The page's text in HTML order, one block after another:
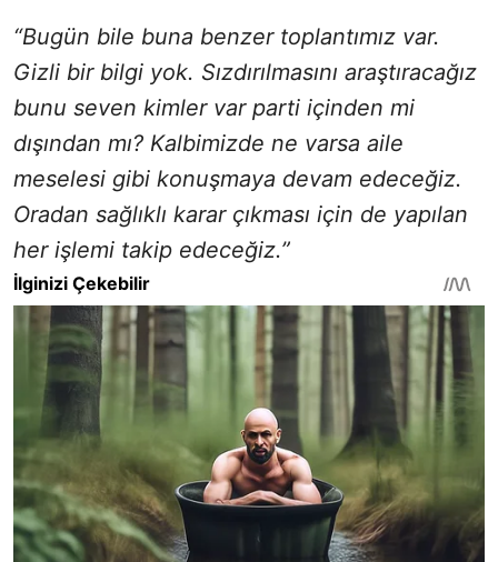
“Bugün bile buna benzer toplantımız var.
Gizli bir bilgi yok. Sızdırılmasını araştıracağız
bunu seven kimler var parti içinden mi
dışından mı? Kalbimizde ne varsa aile
meselesi gibi konuşmaya devam edeceğiz.
Oradan sağlıklı karar çıkması için de yapılan
her işlemi takip edeceğiz.”